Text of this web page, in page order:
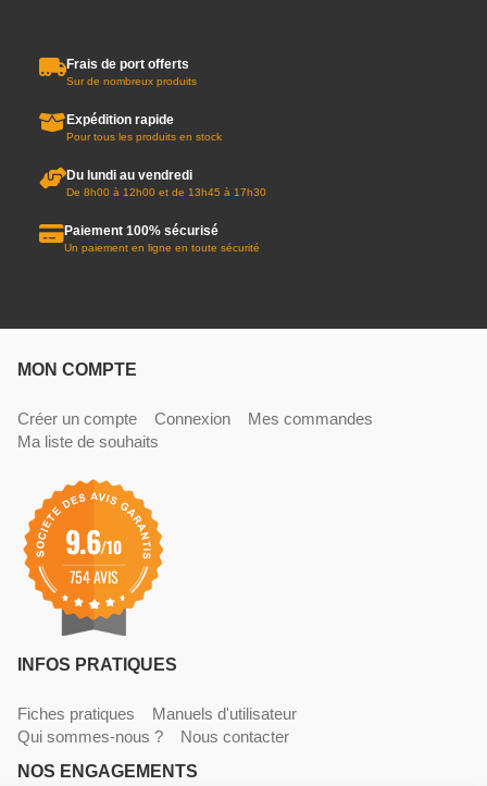
Frais de port offerts
Sur de nombreux produits
Expédition rapide
Pour tous les produits en stock
Du lundi au vendredi
De 8h00 à 12h00 et de 13h45 à 17h30
Paiement 100% sécurisé
Un paiement en ligne en toute sécurité
MON COMPTE
Créer un compte Connexion
Mes commandes
Ma liste de souhaits
9.6/10
754 AVIS
INFOS PRATIQUES
Fiches pratiques
Manuels d'utilisateur
Qui sommes-nous ?
Nous contacter
NOS ENGAGEMENTS